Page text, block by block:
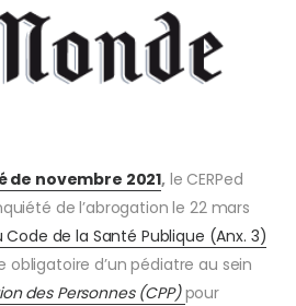
de novembre 2021,le CERPed
de l’abrogation le 22 mars
Code de la Santé Publique (Anx. 3)
d’un pédiatre au sein
des Personnes (CPP) pour